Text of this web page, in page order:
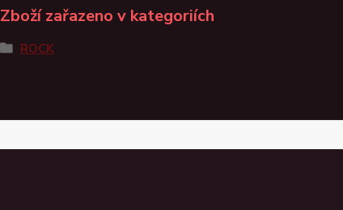
Zboží zařazeno v kategoriích
ROCK